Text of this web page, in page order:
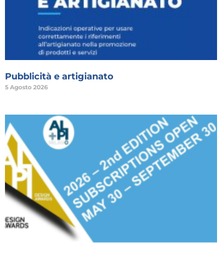
Pubblicità e artigianato
5 Agosto 2026